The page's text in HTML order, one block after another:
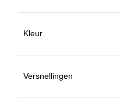
Kleur
Versnellingen